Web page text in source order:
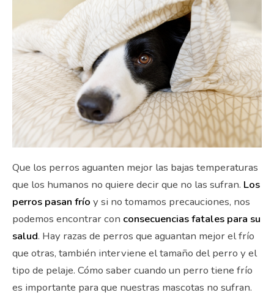
Que los perros aguanten mejor las bajas temperaturas
que los humanos no quiere decir que no las sufran. Los
perros pasan frío y si no tomamos precauciones, nos
podemos encontrar con consecuencias fatales para su
salud. Hay razas de perros que aguantan mejor el frío
que otras, también interviene el tamaño del perro y el
tipo de pelaje. Cómo saber cuando un perro tiene frío
es importante para que nuestras mascotas no sufran.